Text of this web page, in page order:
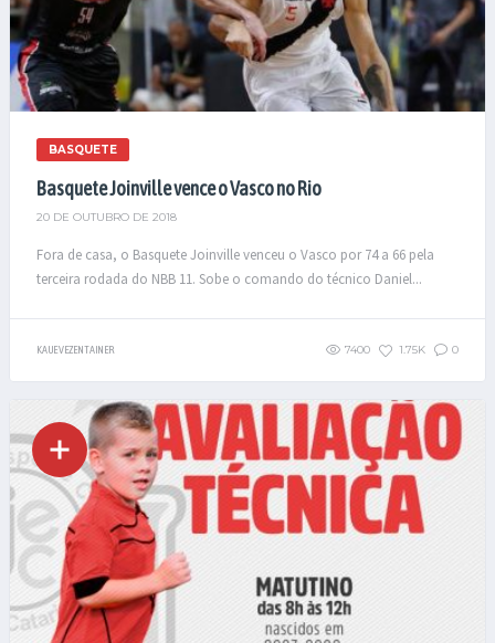
BASQUETE
Basquete Joinville vence o Vasco no Rio
20 DE OUTUBRO DE 2018
Fora de casa, o Basquete Joinville venceu o Vasco por 74 a 66 pela
terceira rodada do NBB 11. Sobe o comando do técnico Daniel...
KAUE VEZENTAINER 7400 1.75K 0